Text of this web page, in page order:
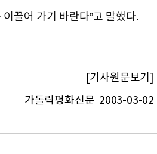
끌어 가기 바란다”고 말했다.
[기사원문보기]
가톨릭평화신문 2003-03-02